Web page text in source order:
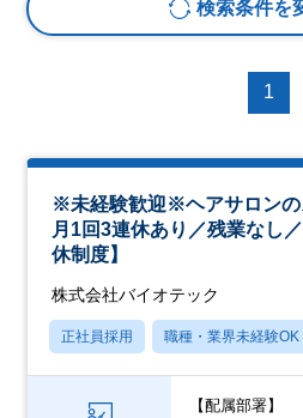
検索条件を
1
※未経験歓迎※ヘアサロンの
月1回3連休あり／残業なし
休制度】
株式会社バイオテック
正社員採用 職種・業界未経験OK
【配属部署】